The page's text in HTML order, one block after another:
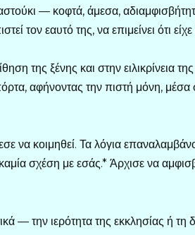
— κοφτά, άμεσα,
τον εαυτό της, να επιμείνει ότι
της ξένης και στην ειλικρίνεια
αφήνοντας την πιστή μόνη,
να κοιμηθεί. Τα λόγια
σχέση με εσάς.* Άρχισε να
— την ιερότητα της εκκλησίας ή τη